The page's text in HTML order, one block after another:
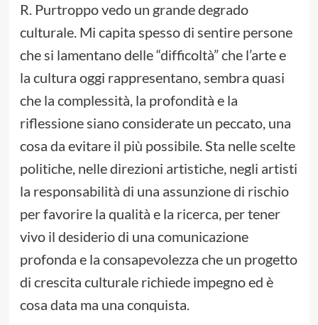
R. Purtroppo vedo un grande degrado
culturale. Mi capita spesso di sentire persone
che si lamentano delle “difficoltà” che l’arte e
la cultura oggi rappresentano, sembra quasi
che la complessità, la profondità e la
riflessione siano considerate un peccato, una
cosa da evitare il più possibile. Sta nelle scelte
politiche, nelle direzioni artistiche, negli artisti
la responsabilità di una assunzione di rischio
per favorire la qualità e la ricerca, per tener
vivo il desiderio di una comunicazione
profonda e la consapevolezza che un progetto
di crescita culturale richiede impegno ed è
cosa data ma una conquista.